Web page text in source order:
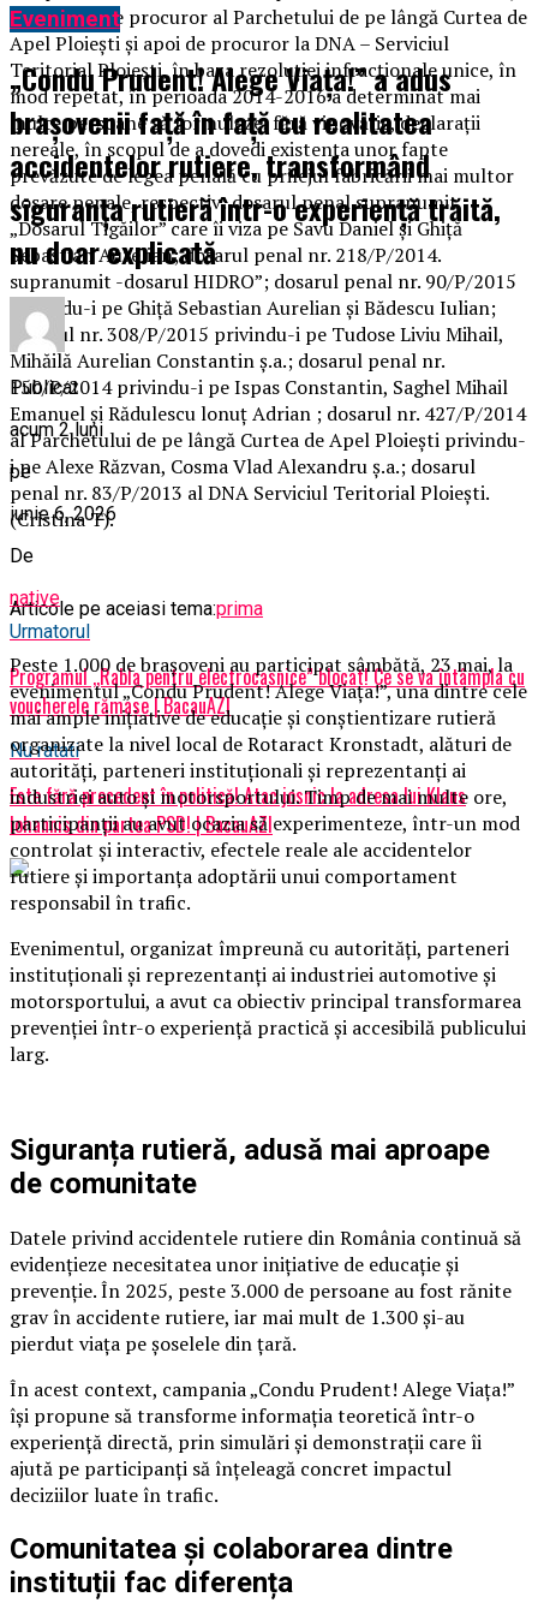
în calitate de procuror al Parchetului de pe lângă Curtea de
Apel Ploieşti şi apoi de procuror la DNA – Serviciul
Teritorial Ploieşti, în baza rezoluției infracționale unice, în
mod repetat, în perioada 2014-2016 a determinat mai
multe persoane să formuleze, fără vinovăție, declarații
nereale, în scopul de a dovedi existența unor fapte
prevăzute de legea penală cu prilejul fabricării mai multor
dosare penale, respectiv: dosarul penal supranumit
„Dosarul Tigăilor” care îi viza pe Savu Daniel şi Ghiță
Sebastian Aurelian; dosarul penal nr. 218/P/2014.
supranumit -dosarul HIDRO”; dosarul penal nr. 90/P/2015
privindu-i pe Ghiță Sebastian Aurelian şi Bădescu Iulian;
dosarul nr. 308/P/2015 privindu-i pe Tudose Liviu Mihail,
Mihăilă Aurelian Constantin ş.a.; dosarul penal nr.
150/P/2014 privindu-i pe Ispas Constantin, Saghel Mihail
Emanuel şi Rădulescu lonuț Adrian ; dosarul nr. 427/P/2014
al Parchetului de pe lângă Curtea de Apel Ploieşti privindu-
i pe Alexe Răzvan, Cosma Vlad Alexandru ş.a.; dosarul
penal nr. 83/P/2013 al DNA Serviciul Teritorial Ploieşti.
(Cristina T).
Articole pe aceiasi tema:prima
Urmatorul
Programul ,,Rabla pentru electrocasnice” blocat! Ce se va întâmpla cu
voucherele rămase | BacauAZI
Nu ratati
Este fără precedent în politică! Atac josnic la adresa lui Klaus
Iohannis din partea PSD! | BacauAZI
Eveniment
„Condu Prudent! Alege Viața!” a adus
brașovenii față în față cu realitatea
accidentelor rutiere, transformând
siguranța rutieră într-o experiență trăită,
nu doar explicată
Publicat
acum 2 luni
pe
iunie 6, 2026
De
native
Peste 1.000 de brașoveni au participat sâmbătă, 23 mai, la
evenimentul „Condu Prudent! Alege Viața!”, una dintre cele
mai ample inițiative de educație și conștientizare rutieră
organizate la nivel local de Rotaract Kronstadt, alături de
autorități, parteneri instituționali și reprezentanți ai
industriei auto și motorsportului. Timp de mai multe ore,
participanții au avut ocazia să experimenteze, într-un mod
controlat și interactiv, efectele reale ale accidentelor
rutiere și importanța adoptării unui comportament
responsabil în trafic.
Evenimentul, organizat împreună cu autorități, parteneri
instituționali și reprezentanți ai industriei automotive și
motorsportului, a avut ca obiectiv principal transformarea
prevenției într-o experiență practică și accesibilă publicului
larg.
Siguranța rutieră, adusă mai aproape
de comunitate
Datele privind accidentele rutiere din România continuă să
evidențieze necesitatea unor inițiative de educație și
prevenție. În 2025, peste 3.000 de persoane au fost rănite
grav în accidente rutiere, iar mai mult de 1.300 și-au
pierdut viața pe șoselele din țară.
În acest context, campania „Condu Prudent! Alege Viața!”
își propune să transforme informația teoretică într-o
experiență directă, prin simulări și demonstrații care îi
ajută pe participanți să înțeleagă concret impactul
deciziilor luate în trafic.
Comunitatea și colaborarea dintre
instituții fac diferența